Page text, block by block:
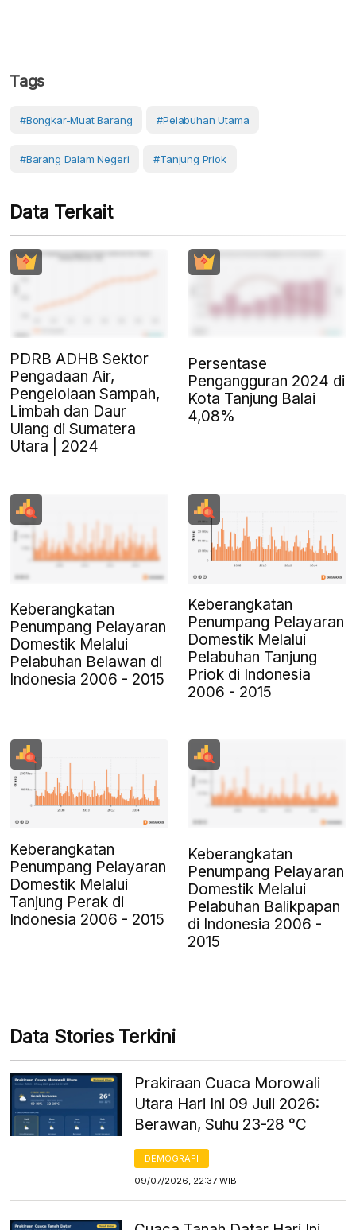
Tags
#Bongkar-Muat Barang #Pelabuhan Utama
#Barang Dalam Negeri #Tanjung Priok
Data Terkait
PDRB ADHB Sektor
Pengadaan Air,
Pengelolaan Sampah,
Limbah dan Daur
Ulang di Sumatera
Utara | 2024
Persentase
Pengangguran 2024 di
Kota Tanjung Balai
4,08%
Keberangkatan
Penumpang Pelayaran
Domestik Melalui
Pelabuhan Belawan di
Indonesia 2006 - 2015
Keberangkatan
Penumpang Pelayaran
Domestik Melalui
Pelabuhan Tanjung
Priok di Indonesia
2006 - 2015
Keberangkatan
Penumpang Pelayaran
Domestik Melalui
Tanjung Perak di
Indonesia 2006 - 2015
Keberangkatan
Penumpang Pelayaran
Domestik Melalui
Pelabuhan Balikpapan
di Indonesia 2006 -
2015
Data Stories Terkini
Prakiraan Cuaca Morowali
Utara Hari Ini 09 Juli 2026:
Berawan, Suhu 23-28 °C
DEMOGRAFI
09/07/2026, 22:37 WIB